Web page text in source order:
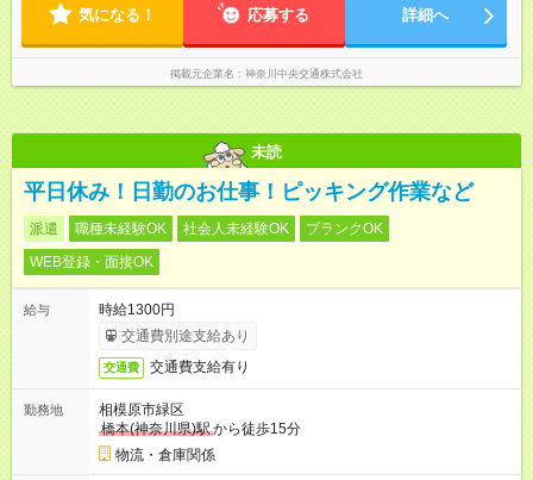
給 242,700円以上
気になる！ 応募する 詳細へ
掲載元企業名 神奈川中央交通株式会社
未読
平日休み！日勤のお仕事！ピッキング作業など
派遣 職種未経験OK 社会人未経験OK
ブランクOK
WEB登録・面接OK
給与
時給1300円
交通費別途支給あり
交通費 交通費支給有り
勤務地
相模原市緑区
橋本(神奈川県)駅から徒歩15分
物流・倉庫関係